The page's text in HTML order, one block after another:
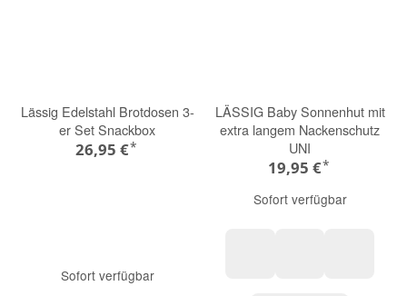
Lässig Edelstahl Brotdosen 3-
er Set Snackbox
26,95 €*
Sofort verfügbar
LÄSSIG Baby Sonnenhut mit
extra langem Nackenschutz
UNI
19,95 €*
Sofort verfügbar